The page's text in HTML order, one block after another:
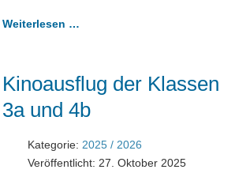
Weiterlesen …
Kinoausflug der Klassen
3a und 4b
Kategorie: 2025 / 2026
Veröffentlicht: 27. Oktober 2025